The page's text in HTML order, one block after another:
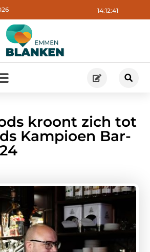
14:12:42
kroont zich tot
Kampioen Bar-